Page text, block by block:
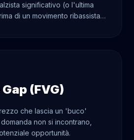
significativo (o l'ultima
di un movimento ribassista),
(FVG)
che lascia un 'buco'
non si incontrano,
opportunità.